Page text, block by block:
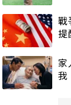
戰
提
家
我